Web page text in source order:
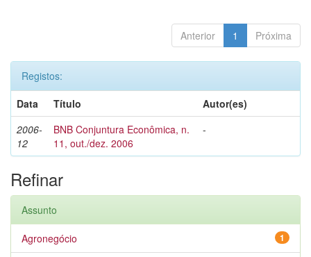
Anterior 1 Próxima
Registos:
Data
Título
Autor(es)
2006-
12
BNB Conjuntura Econômica, n.
11, out./dez. 2006
-
Refinar
Assunto
1
Agronegócio